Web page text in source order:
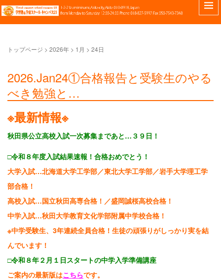
トップページ > 2026年 > 1月 > 24日
2026.Jan24①合格報告と受験生のやる
べき勉強と…
※最新情報※
秋田県公立高校入試一次募集まであと…３９日！
□令和８年度入試結果速報！合格おめでとう！
大学入試…北海道大学工学部／東北大学工学部／岩手大学理工学
部合格！
高校入試…国立秋田高専合格！／盛岡誠桜高校合格！
中学入試…秋田大学教育文化学部附属中学校合格！
※中学受験生、3年連続全員合格！生徒の頑張りがしっかり実を結
んでいます！
□令和８年２月１日スタートの中学入学準備講座
ご案内の最新版はこちらです。